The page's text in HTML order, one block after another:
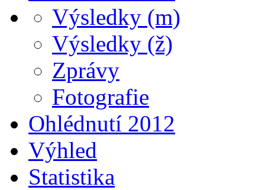
Výsledky (m)
Výsledky (ž)
Zprávy
Fotografie
Ohlédnutí 2012
Výhled
Statistika